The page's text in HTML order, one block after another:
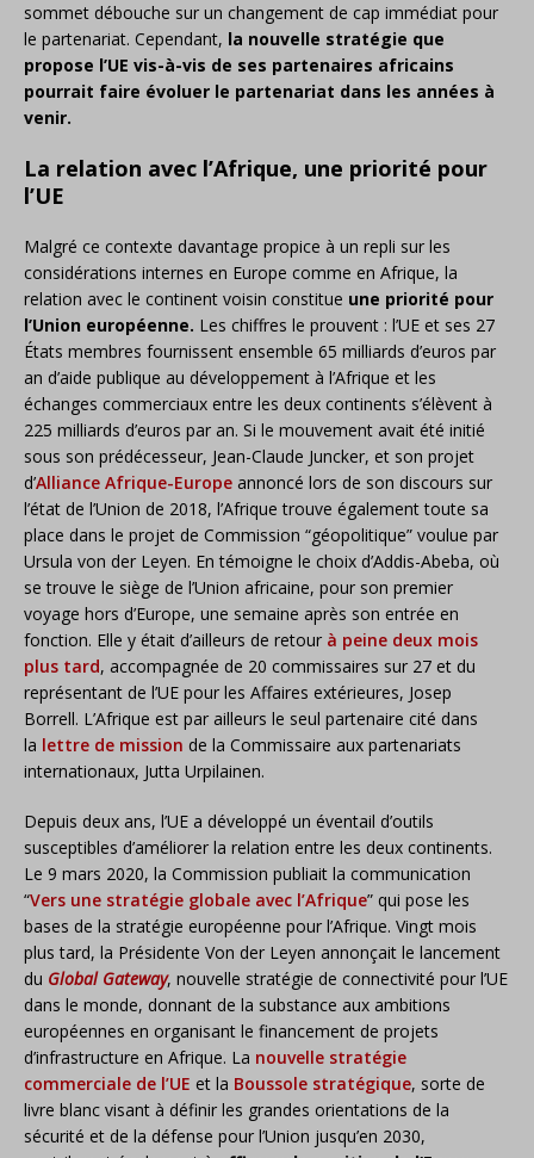
sommet débouche sur un changement de cap immédiat pour
le partenariat. Cependant, la nouvelle stratégie que
propose l’UE vis-à-vis de ses partenaires africains
pourrait faire évoluer le partenariat dans les années à
venir.
La relation avec l’Afrique, une priorité pour
l’UE
Malgré ce contexte davantage propice à un repli sur les
considérations internes en Europe comme en Afrique, la
relation avec le continent voisin constitue une priorité pour
l’Union européenne. Les chiffres le prouvent : l’UE et ses 27
États membres fournissent ensemble 65 milliards d’euros par
an d’aide publique au développement à l’Afrique et les
échanges commerciaux entre les deux continents s’élèvent à
225 milliards d’euros par an. Si le mouvement avait été initié
sous son prédécesseur, Jean-Claude Juncker, et son projet
d’Alliance Afrique-Europe annoncé lors de son discours sur
l’état de l’Union de 2018, l’Afrique trouve également toute sa
place dans le projet de Commission “géopolitique” voulue par
Ursula von der Leyen. En témoigne le choix d’Addis-Abeba, où
se trouve le siège de l’Union africaine, pour son premier
voyage hors d’Europe, une semaine après son entrée en
fonction. Elle y était d’ailleurs de retour à peine deux mois
plus tard, accompagnée de 20 commissaires sur 27 et du
représentant de l’UE pour les Affaires extérieures, Josep
Borrell. L’Afrique est par ailleurs le seul partenaire cité dans
la lettre de mission de la Commissaire aux partenariats
internationaux, Jutta Urpilainen.
Depuis deux ans, l’UE a développé un éventail d’outils
susceptibles d’améliorer la relation entre les deux continents.
Le 9 mars 2020, la Commission publiait la communication
“Vers une stratégie globale avec l’Afrique” qui pose les
bases de la stratégie européenne pour l’Afrique. Vingt mois
plus tard, la Présidente Von der Leyen annonçait le lancement
du Global Gateway, nouvelle stratégie de connectivité pour l’UE
dans le monde, donnant de la substance aux ambitions
européennes en organisant le financement de projets
d’infrastructure en Afrique. La nouvelle stratégie
commerciale de l’UE et la Boussole stratégique, sorte de
livre blanc visant à définir les grandes orientations de la
sécurité et de la défense pour l’Union jusqu’en 2030,